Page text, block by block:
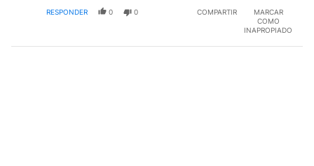
RESPONDER 0 0 COMPARTIR
MARCAR
COMO
INAPROPIADO